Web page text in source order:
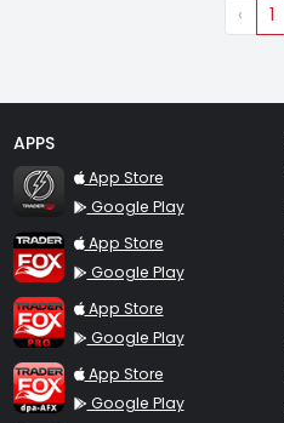
‹ 1
APPS
TraderFox Flash
App Store
Google Play
TraderFox App
App Store
Google Play
TraderFox Pro
App Store
Google Play
TraderFox dpa-AFX ProFeed
App Store
Google Play